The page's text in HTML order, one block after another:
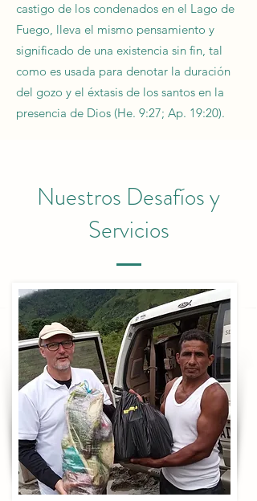
castigo de los condenados en el Lago de
Fuego, lleva el mismo pensamiento y
significado de una existencia sin fin, tal
como es usada para denotar la duración
del gozo y el éxtasis de los santos en la
presencia de Dios (He. 9:27; Ap. 19:20).
Nuestros Desafíos y
Servicios